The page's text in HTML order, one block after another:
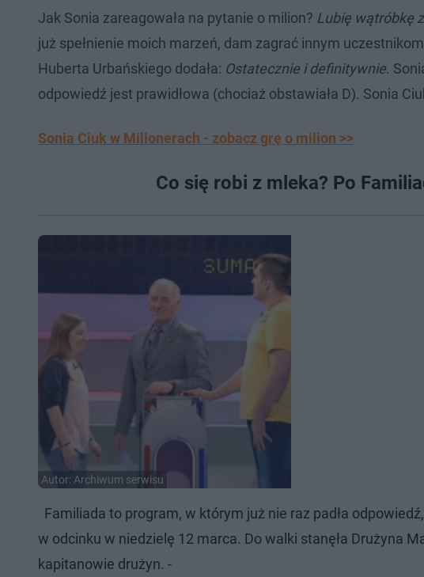
Jak Sonia zareagowała na pytanie o milion? Lubię wątróbkę
już spełnienie moich marzeń, dam zagrać innym
Huberta Urbańskiego dodała: Ostatecznie i definitywnie.
odpowiedź jest prawidłowa (chociaż obstawiała D). Sonia
Sonia Ciuk w Milionerach - zobacz grę o milion >>
Co się robi z mleka? Po
Autor: Archiwum serwisu
Familiada to program, w którym już nie raz padła
w odcinku w niedzielę 12 marca. Do walki stanęła Drużyna
kapitanowie drużyn. -